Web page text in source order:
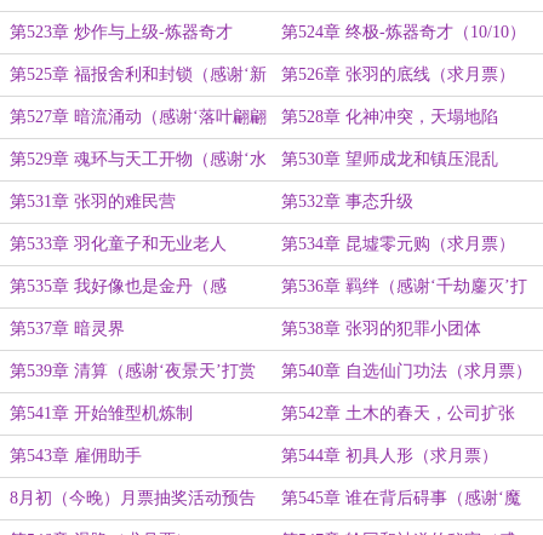
赏盟主） 赏盟主）
第523章 炒作与上级-炼器奇才
（8/8）
第524章 终极-炼器奇才（10/10）
（感谢‘_旅行者_’打赏盟主）
第525章 福报舍利和封锁（感谢‘新
手村村长泰帕尔’打赏盟主）
第526章 张羽的底线（求月票）
第527章 暗流涌动（感谢‘落叶翩翩
花香满隆’打赏盟主）
第528章 化神冲突，天塌地陷
第529章 魂环与天工开物（感谢‘水
过蛀牙’打赏盟主）
第530章 望师成龙和镇压混乱
第531章 张羽的难民营 第532章 事态升级
第533章 羽化童子和无业老人 第534章 昆墟零元购（求月票）
第535章 我好像也是金丹（感
谢‘Dream3r’打赏盟主）
第536章 羁绊（感谢‘千劫鏖灭’打
赏盟主）
第537章 暗灵界 第538章 张羽的犯罪小团体
第539章 清算（感谢‘夜景天’打赏
盟主）
第540章 自选仙门功法（求月票）
第541章 开始雏型机炼制 第542章 土木的春天，公司扩张
第543章 雇佣助手 第544章 初具人形（求月票）
8月初（今晚）月票抽奖活动预告 第545章 谁在背后碍事（感谢‘魔